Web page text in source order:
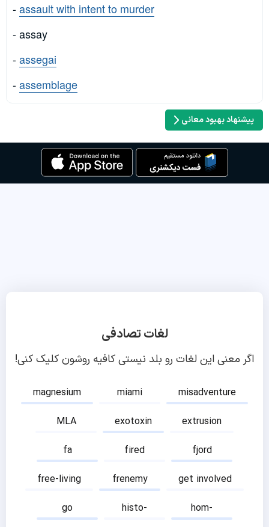
-assault with intent to murder
- assay
-assegai
-assemblage
پیشنهاد بهبود معانی
لغات تصادفی
اگر معنی این لغات رو بلد نیستی کافیه روشون کلیک کنی!
magnesium miami
misadventure
MLA
exotoxin
extrusion
fa
fired
fjord
free-living
frenemy
get involved
go
histo-
hom-